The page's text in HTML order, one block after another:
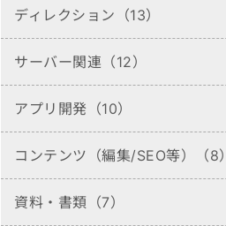
ディレクション（13）
サーバー関連（12）
アプリ開発（10）
コンテンツ（編集/SEO等）（8）
資料・書類（7）